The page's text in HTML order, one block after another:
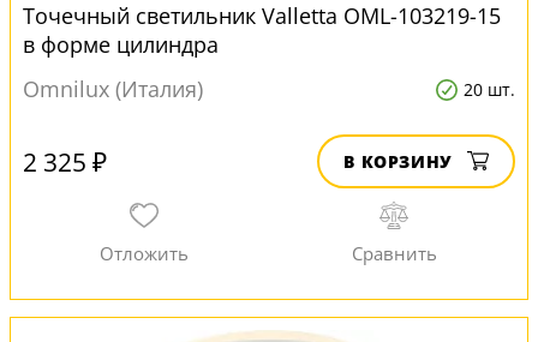
Точечный светильник Valletta OML-103219-15
в форме цилиндра
Omnilux (Италия)
20 шт.
2 325 ₽ В КОРЗИНУ